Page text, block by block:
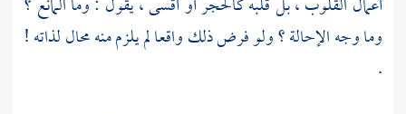
وما وجه الإحالة ؟ ولو فرض ذلك واقعا لم يلزم منه محال لذاته !
.